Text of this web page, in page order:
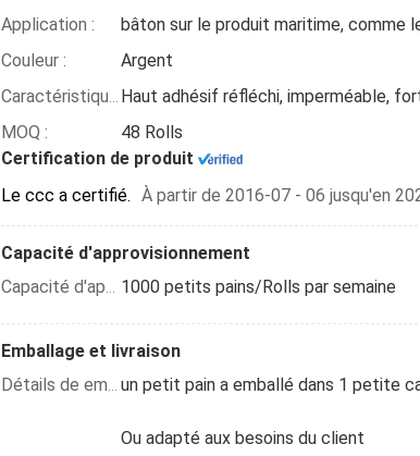
Application :
Couleur :
Argent
Caractéristique : Haut adhésif réfléchi, imperméable,
MOQ :
48 Rolls
Certification de produit
Le ccc a certifié. À partir de 2016-07 - 06 jusqu'en
Capacité d'approvisionnement
Capacité d'approvisionnement : 1000 petits pains/Rolls par semaine
Emballage et livraison
Détails de empaquetage un petit pain a emballé dans 1 petite
Ou adapté aux besoins du client